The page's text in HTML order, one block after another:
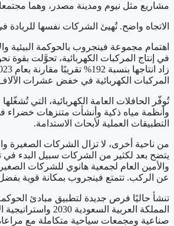
مشاريع مثل نيوم ومدينة مصدر، وهما
الاتجاه واضح. تُهيئ الشركات نفسها للريادة
اهتمام مجموعة فينجروب بالحوكمة
المركبات الكهربائية في خفض عشرات
تُوفّر الحافلات العامة الكهربائية، التي
وأنظمة مياه ذكية وأنشأت متنزهات خضراء
التطبيقات العملية لأبحاث الاستدامة.
والأمين العام لجمعية هانوي للشركات
عن الركب. تتمتع فينجروب بمكانة قوية
تنشأ حاليًا فرص جديدة لتطبيق مبادئ
صناعية ومجمعات سياحية متكاملة مع